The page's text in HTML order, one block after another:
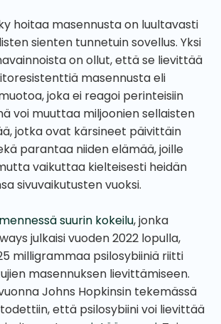
hoitaa masennusta on luultavasti
sienten tunnetuin sovellus. Yksi
on ollut, että se lievittää
masennusta eli
joka ei reagoi perinteisiin
voi muuttaa miljoonien sellaisten
jotka ovat kärsineet päivittäin
parantaa niiden elämää, joille
vaikuttaa kielteisesti heidän
sivuvaikutusten vuoksi.
suurin kokeilu, jonka
julkaisi vuoden 2022 lopulla,
milligrammaa psilosybiiniä riitti
masennuksen lievittämiseen.
Johns Hopkinsin tekemässä
että psilosybiini voi lievittää